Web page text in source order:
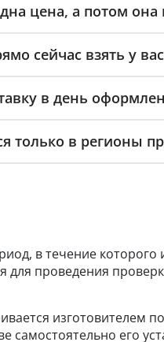
цена, а потом она
сейчас взять у
в день
только в регионы
в течение которого
для проведения
изготовителем
самостоятельно его